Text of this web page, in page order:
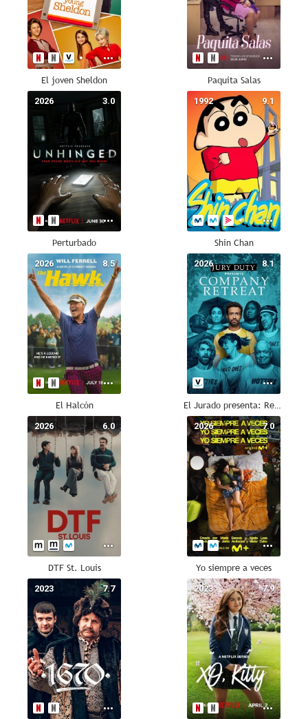
El joven Sheldon Paquita Salas
3.0
2026
Perturbado
9.1
1992
Shin Chan
8.5
2026
El Halcón
8.1
2026
El Jurado presenta: Retiro corporativo
6.0
2026
DTF St. Louis
7.0
2026
Yo siempre a veces
7.7
2023 7.9
2023